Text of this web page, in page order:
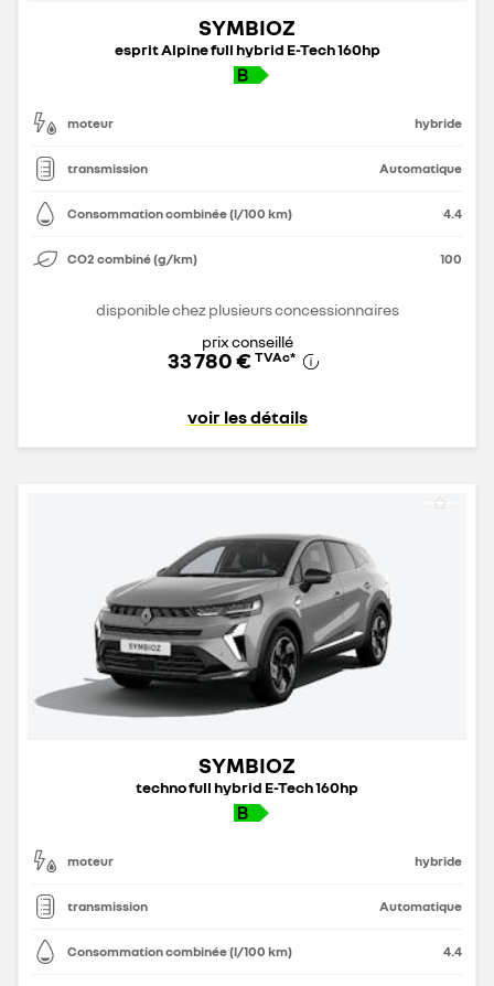
SYMBIOZ
esprit Alpine full hybrid E-Tech 160hp
moteur hybride
transmission Automatique
Consommation combinée (l/100 km) 4.4
CO2 combiné (g/km) 100
disponible chez plusieurs concessionnaires
prix conseillé
33 780 € TVAc*
voir les détails
SYMBIOZ
techno full hybrid E-Tech 160hp
moteur hybride
transmission Automatique
Consommation combinée (l/100 km) 4.4